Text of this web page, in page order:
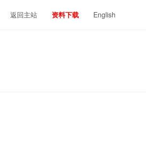
返回主站 资料下载 English